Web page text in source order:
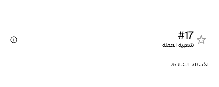
#17
شعبية العملة
الأسئلة الشائعة